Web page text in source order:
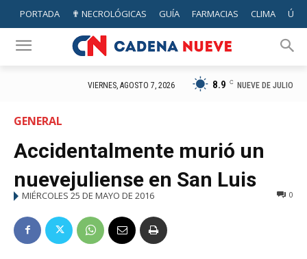
PORTADA ✟ NECROLÓGICAS GUÍA FARMACIAS CLIMA
VIERNES, AGOSTO 7, 2026 8.9 C NUEVE DE JULIO
GENERAL
Accidentalmente murió un
nuevejuliense en San Luis
MIÉRCOLES 25 DE MAYO DE 2016 0